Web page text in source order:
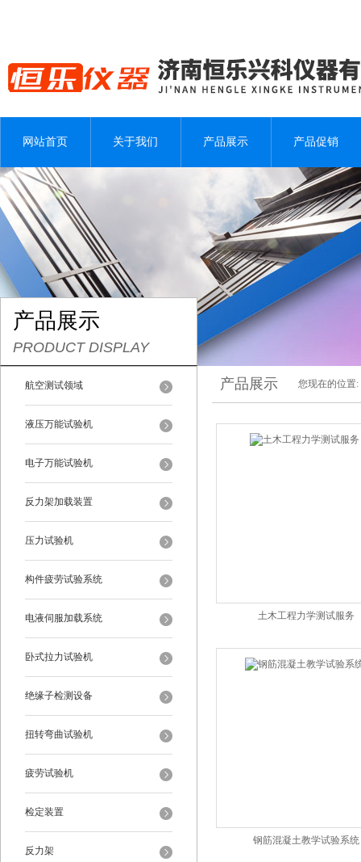
网站首页 关于我们 产品展示 产品促销
产品展示
PRODUCT DISPLAY
航空测试领域
液压万能试验机
电子万能试验机
反力架加载装置
压力试验机
构件疲劳试验系统
电液伺服加载系统
卧式拉力试验机
绝缘子检测设备
扭转弯曲试验机
疲劳试验机
检定装置
反力架
产品展示 您现在的位置:
土木工程力学测试服务
钢筋混凝土教学试验系统